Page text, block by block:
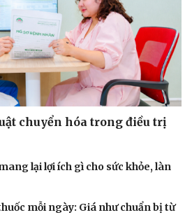
chuyển hóa trong điều trị
lại lợi ích gì cho sức khỏe, làn
mỗi ngày: Giá như chuẩn bị từ